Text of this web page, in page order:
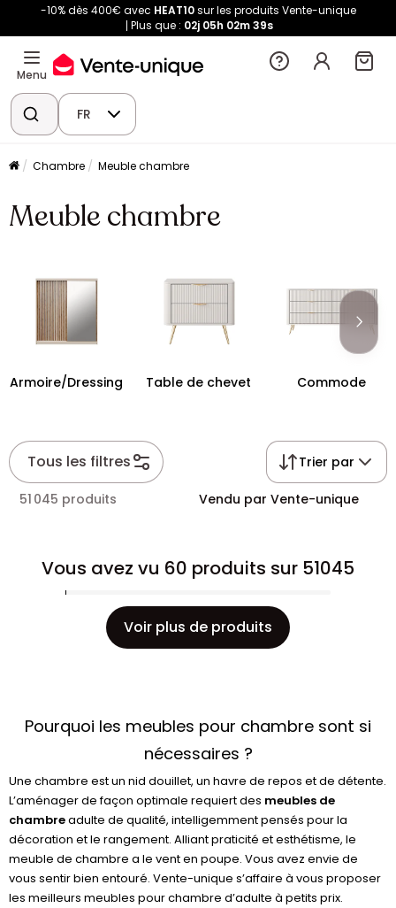
-10% dès 400€ avec HEAT10sur les produits Vente-unique
Plus que : 02j 05h 02m39s
Menu
FR
Chambre Meuble chambre
Meuble chambre
Armoire/Dressing Table de chevet Commode
Tous les filtres Trier par
51 045 produits Vendu par Vente-unique
Vous avez vu 60 produits sur 51045
Voir plus de produits
Pourquoi les meubles pour chambre sont si
nécessaires ?
Une chambre est un nid douillet, un havre de repos et de détente.
L’aménager de façon optimale requiert des meubles de
chambreadulte de qualité, intelligemment pensés pour la
décoration et le rangement. Alliant praticité et esthétisme, le
meuble de chambre a le vent en poupe. Vous avez envie de
vous sentir bien entouré. Vente-unique s’affaire à vous proposer
les meilleurs meubles pour chambre d’adulte à petits prix.